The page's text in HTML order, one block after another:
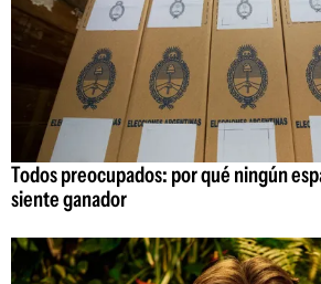
Todos preocupados: por qué ningún
siente ganador